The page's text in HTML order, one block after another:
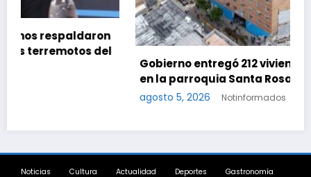
Gobierno entregó 212 viviendas rehabilitadas
en la parroquia Santa Rosalía de Caracas
Notinformados
Noticias Cultura Actualidad Deportes Gastronomía